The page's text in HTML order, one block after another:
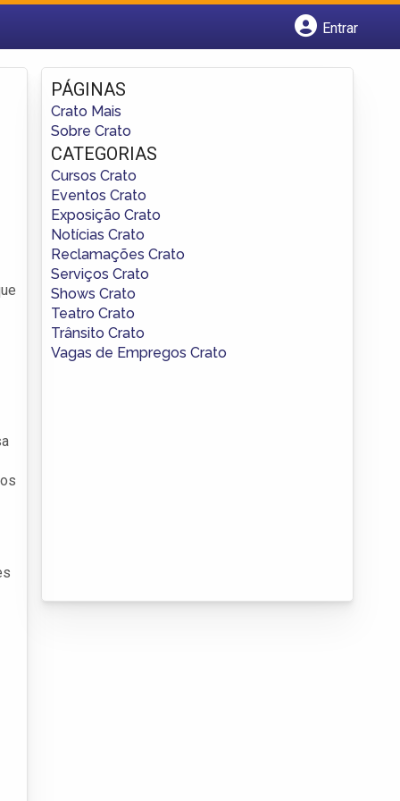
Entrar
Fazer login
Criar conta
PÁGINAS
Crato Mais
Sobre Crato
CATEGORIAS
Cursos Crato
Eventos Crato
Exposição Crato
Notícias Crato
Reclamações Crato
Serviços Crato
Shows Crato
Teatro Crato
Trânsito Crato
Vagas de Empregos Crato